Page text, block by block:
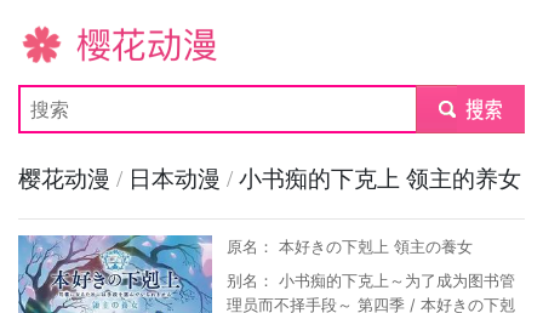
樱花动漫
submit
樱花动漫 / 日本动漫 / 小书痴的下克上 领主的养女
原名： 本好きの下剋上 領主の養女
别名： 小书痴的下克上～为了成为图书管
理员而不择手段～ 第四季 / 本好きの下剋